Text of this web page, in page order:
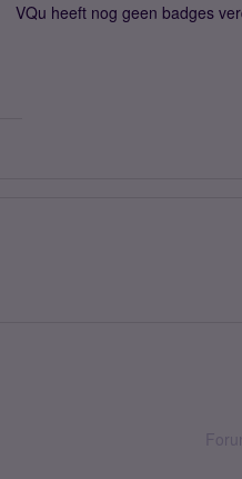
VQu heeft nog geen badges